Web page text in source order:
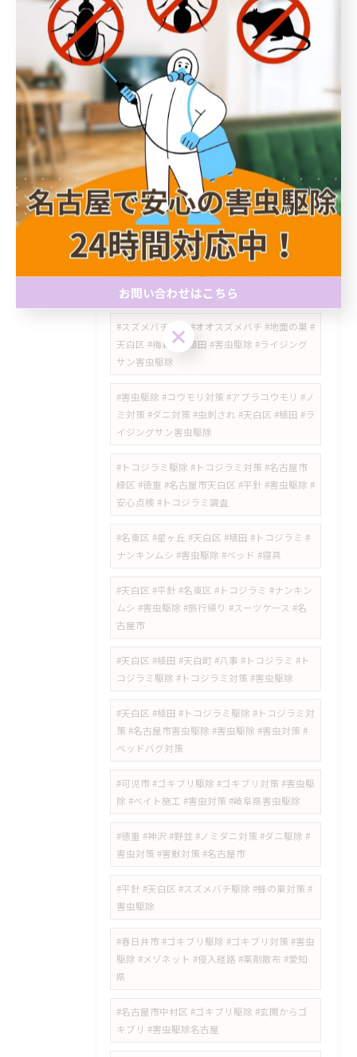
町 #八勝通 #弥富通 #田辺通 #松栄町 #汐路町 #
新瑞橋スズメバチ #瑞穂運動場東 #瑞穂区ハチ
駆除 #ハチの巣調査 #スズメバチ調査 #ベラン
ダの蜂 #名古屋害虫駆除 #ライジングサン害虫
駆除
#日進市 #赤池 #スズメバチ駆除 #蜂の巣駆除 #
害虫駆除 #天白区平針
#トコジラミ #ベッドバグ #害虫駆除 #天白区 #
塩釜口 #名古屋市 #ライジングサン害虫駆除 #
持ち込み対策 #図書館 #害虫対策
​#星ヶ丘 #平針 #千種区 #天白区 #名東区 #トコ
ジラミ #南京虫 #害虫駆除 #ライジングサン害
虫駆除 #模様替え #コンセントの黒い点 #害虫
調査
#スズメバチ駆除 #オオスズメバチ #地面の巣 #
天白区 #梅森台 #植田 #害虫駆除 #ライジング
サン害虫駆除
#害虫駆除 #コウモリ対策 #アブラコウモリ #ノ
ミ対策 #ダニ対策 #虫刺され #天白区 #植田 #ラ
イジングサン害虫駆除
#トコジラミ駆除 #トコジラミ対策 #名古屋市
緑区 #徳重 #名古屋市天白区 #平針 #害虫駆除 #
安心点検 #トコジラミ調査
#名東区 #星ヶ丘 #天白区 #植田 #トコジラミ #
ナンキンムシ #害虫駆除 #ベッド #寝具
#天白区 #平針 #名東区 #トコジラミ #ナンキン
ムシ #害虫駆除 #旅行帰り #スーツケース #名
古屋市
#天白区 #植田 #天白町 #八事 #トコジラミ #ト
コジラミ駆除 #トコジラミ対策 #害虫駆除
#天白区 #植田 #トコジラミ駆除 #トコジラミ対
策 #名古屋市害虫駆除 #害虫駆除 #害虫対策 #
ベッドバグ対策
#可児市 #ゴキブリ駆除 #ゴキブリ対策 #害虫駆
除 #ベイト施工 #害虫対策 #岐阜県害虫駆除
#徳重 #神沢 #野並 #ノミダニ対策 #ダニ駆除 #
害虫対策 #害獣対策 #名古屋市
#平針 #天白区 #スズメバチ駆除 #蜂の巣対策 #
害虫駆除
#春日井市 #ゴキブリ駆除 #ゴキブリ対策 #害虫
駆除 #メゾネット #侵入経路 #薬剤散布 #愛知
県
#名古屋市中村区 #ゴキブリ駆除 #玄関からゴ
キブリ #害虫駆除名古屋
お問い合わせはこちら
お問い合わせはこちら